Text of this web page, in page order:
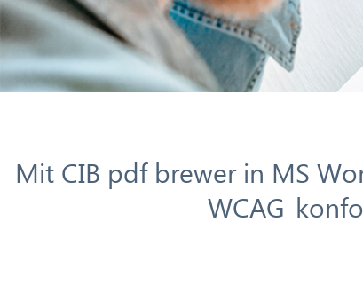
Mit CIB pdf brewer in MS
WCAG-